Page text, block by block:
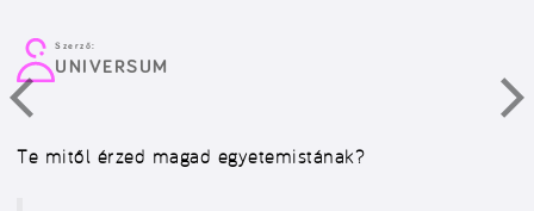
Szerző:
UNIVERSUM
Te mitől érzed magad egyetemistának?